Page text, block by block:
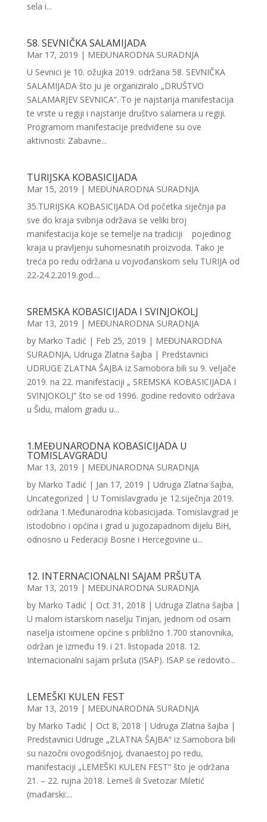
sela i...
58. SEVNIČKA SALAMIJADA
Mar 17, 2019 | MEĐUNARODNA SURADNJA
U Sevnici je 10. ožujka 2019. održana 58. SEVNIČKA
SALAMIJADA što ju je organiziralo „DRUŠTVO
SALAMARJEV SEVNICA“. To je najstarija manifestacija
te vrste u regiji i najstarije društvo salamera u regiji.
Programom manifestacije predviđene su ove
aktivnosti: Zabavne...
TURIJSKA KOBASICIJADA
Mar 15, 2019 | MEĐUNARODNA SURADNJA
35.TURIJSKA KOBASICIJADA Od početka siječnja pa
sve do kraja svibnja održava se veliki broj
manifestacija koje se temelje na tradiciji pojedinog
kraja u pravljenju suhomesnatih proizvoda. Tako je
treća po redu održana u vojvođanskom selu TURIJA od
22-24.2.2019.god....
SREMSKA KOBASICIJADA I SVINJOKOLJ
Mar 13, 2019 | MEĐUNARODNA SURADNJA
by Marko Tadić | Feb 25, 2019 | MEĐUNARODNA
SURADNJA, Udruga Zlatna šajba | Predstavnici
UDRUGE ZLATNA ŠAJBA iz Samobora bili su 9. veljače
2019. na 22. manifestaciji „ SREMSKA KOBASICIJADA I
SVINJOKOLJ“ što se od 1996. godine redovito održava
u Šidu, malom gradu u...
1.MEĐUNARODNA KOBASICIJADA U
TOMISLAVGRADU
Mar 13, 2019 | MEĐUNARODNA SURADNJA
by Marko Tadić | Jan 17, 2019 | Udruga Zlatna šajba,
Uncategorized | U Tomislavgradu je 12.siječnja 2019.
održana 1.Međunarodna kobasicijada. Tomislavgrad je
istodobno i općina i grad u jugozapadnom dijelu BiH,
odnosno u Federaciji Bosne i Hercegovine u...
12. INTERNACIONALNI SAJAM PRŠUTA
Mar 13, 2019 | MEĐUNARODNA SURADNJA
by Marko Tadić | Oct 31, 2018 | Udruga Zlatna šajba |
U malom istarskom naselju Tinjan, jednom od osam
naselja istoimene općine s približno 1.700 stanovnika,
održan je između 19. i 21. listopada 2018. 12.
Internacionalni sajam pršuta (ISAP). ISAP se redovito...
LEMEŠKI KULEN FEST
Mar 13, 2019 | MEĐUNARODNA SURADNJA
by Marko Tadić | Oct 8, 2018 | Udruga Zlatna šajba |
Predstavnici Udruge „ZLATNA ŠAJBA“ iz Samobora bili
su nazočni ovogodišnjoj, dvanaestoj po redu,
manifestaciji „LEMEŠKI KULEN FEST“ što je održana
21. – 22. rujna 2018. Lemeš ili Svetozar Miletić
(mađarski:...